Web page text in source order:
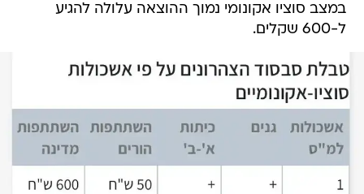
במצב סוציו אקונומי נמוך ההוצאה עלולה להגיע
ל-600 שקלים.